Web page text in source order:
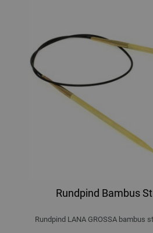
Rundpind Bambus
Rundpind LANA GROSSA bambus